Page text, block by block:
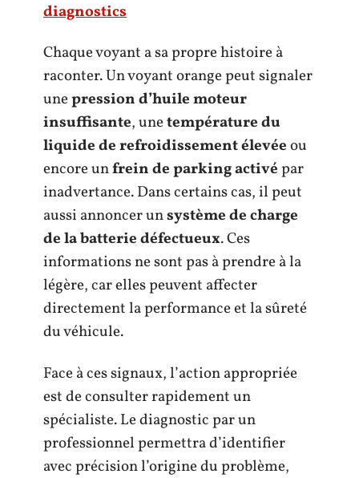
diagnostics
Chaque voyant a sa propre histoire à
raconter. Un voyant orange peut signaler
unepression d’huile moteur
insuffisante, unetempérature du
liquide de refroidissement élevéeou
encore unfrein de parking activépar
inadvertance. Dans certains cas, il peut
aussi annoncer unsystème de charge
de la batterie défectueux. Ces
informations ne sont pas à prendre à la
légère, car elles peuvent affecter
directement la performance et la sûreté
du véhicule.
Face à ces signaux, l’action appropriée
est de consulter rapidement un
spécialiste. Le diagnostic par un
professionnel permettra d’identifier
avec précision l’origine du problème,